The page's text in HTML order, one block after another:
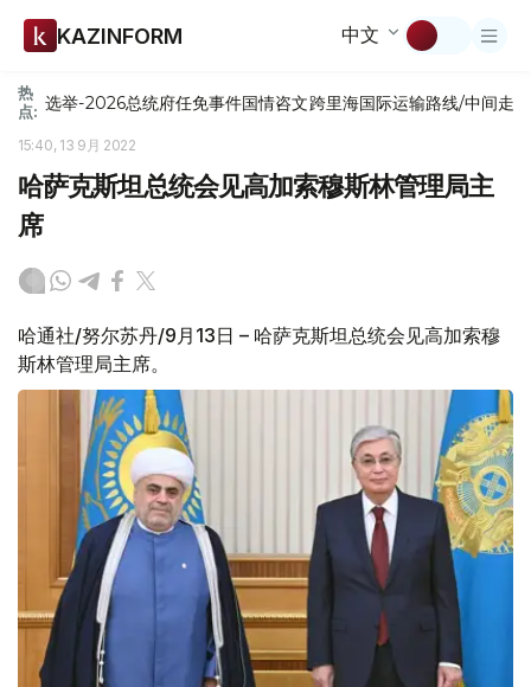
KAZINFORM 中文
热
点: 选举-2026总统府任免事件国情咨文跨里海国际运输路线/中间走廊
15:40, 13 9月 2022
哈萨克斯坦总统会见高加索穆斯林管理局主
席
哈通社/努尔苏丹/9月13日 – 哈萨克斯坦总统会见高加索穆
斯林管理局主席。